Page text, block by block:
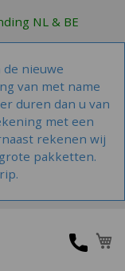
NL & BE
de nieuwe
van met name
duren dan u van
met een
rekenen wij
pakketten.